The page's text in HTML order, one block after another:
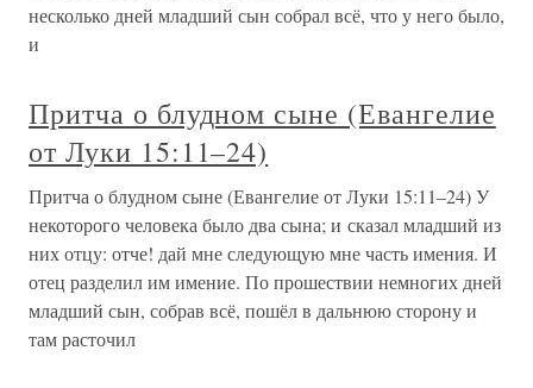
несколько дней младший сын собрал всё, что у него было,
и
Притча о блудном сыне (Евангелие
от Луки 15:11–24)
Притча о блудном сыне (Евангелие от Луки 15:11–24) У
некоторого человека было два сына; и сказал младший из
них отцу: отче! дай мне следующую мне часть имения. И
отец разделил им имение. По прошествии немногих дней
младший сын, собрав всё, пошёл в дальнюю сторону и
там расточил